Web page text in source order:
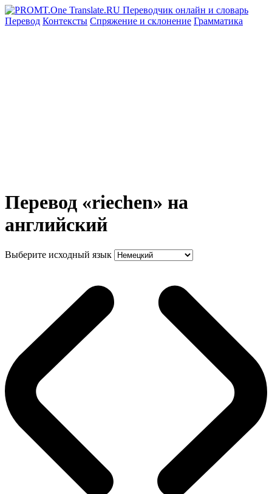
Перевод Контексты Спряжение и склонение Грамматика
Перевод «riechen» на
английский
Выберите исходный язык